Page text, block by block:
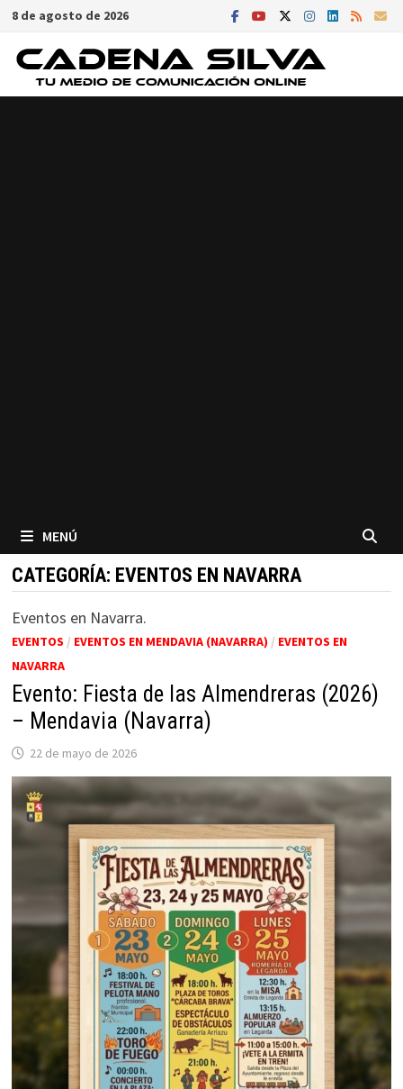
Saltar
contenido
8 de agosto de 2026
MENÚ
CATEGORÍA: EVENTOS EN NAVARRA
Eventos en Navarra.
EVENTOS / EVENTOS EN MENDAVIA (NAVARRA) / EVENTOS EN
NAVARRA
Evento: Fiesta de las Almendreras (2026)
– Mendavia (Navarra)
22 de mayo de 2026